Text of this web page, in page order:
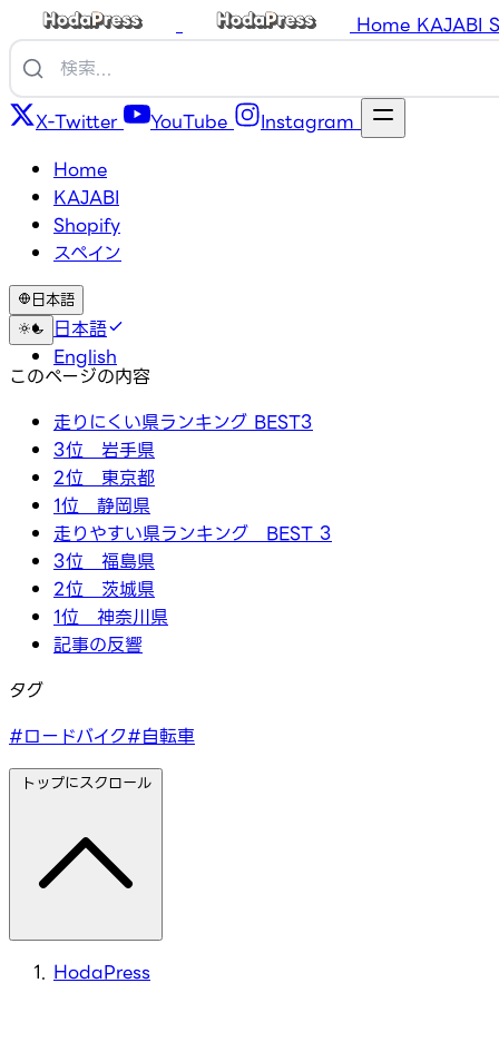
Home KAJABI
X-Twitter YouTube
Instagram
Home
KAJABI
Shopify
スペイン
日本語
日本語
English
このページの内容
走りにくい県ランキング BEST3
3位 岩手県
2位 東京都
1位 静岡県
走りやすい県ランキング BEST 3
3位 福島県
2位 茨城県
1位 神奈川県
記事の反響
タグ
#ロードバイク#自転車
トップにスクロール
HodaPress